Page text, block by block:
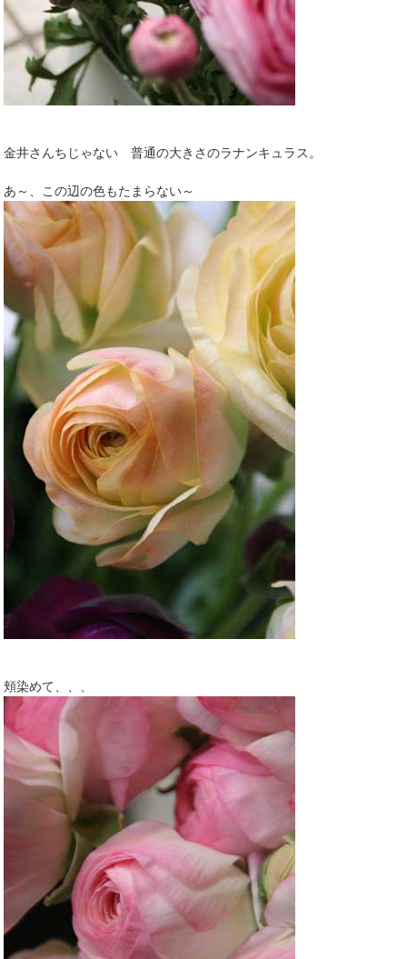
金井さんちじゃない 普通の大きさのラナンキュラス。
あ～、この辺の色もたまらない～
頬染めて、、、